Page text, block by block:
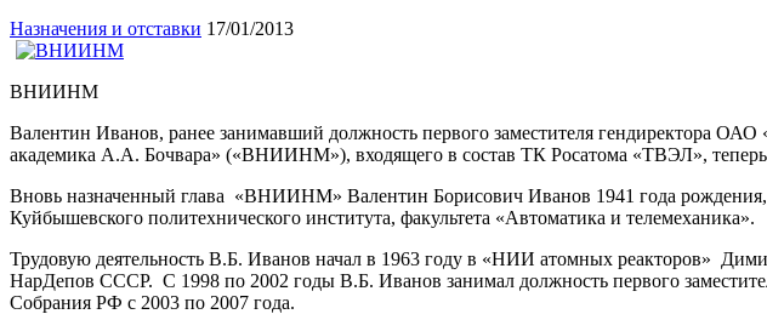
Назначения и отставки 17/01/2013
ВНИИНМ
Валентин Иванов, ранее занимавший должность первого заместителя гендиректора
академика А.А. Бочвара» («ВНИИНМ»), входящего в состав ТК Росатома «ТВЭЛ», теперь
Вновь назначенный глава «ВНИИНМ» Валентин Борисович Иванов 1941 года
Куйбышевского политехнического института, факультета «Автоматика и телемеханика».
Трудовую деятельность В.Б. Иванов начал в 1963 году в «НИИ атомных реакторов»
НарДепов СССР. С 1998 по 2002 годы В.Б. Иванов занимал должность первого
Собрания РФ с 2003 по 2007 года.